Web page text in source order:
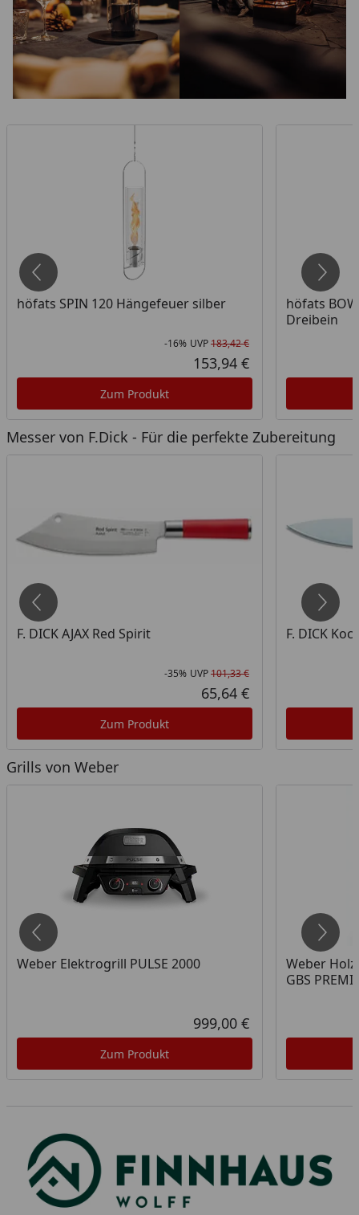
höfats SPIN 120 Hängefeuer silber
Rabatt in Prozent
-16%
Ursprünglicher
UVP183,42 €
Aktueller Preis
153,94 €
Zum Produkt
höfats
Dreibein
Messer von F.Dick - Für die perfekte Zubereitung
F. DICK AJAX Red Spirit
Rabatt in Prozent
-35%
Ursprünglicher
UVP101,33 €
Aktueller Preis
65,64 €
Zum Produkt
F. DICK
Grills von Weber
Weber Elektrogrill PULSE 2000
Aktueller Preis
999,00 €
Zum Produkt
Weber
GBS